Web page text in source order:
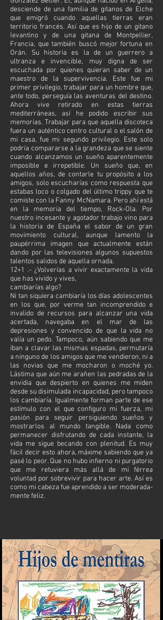
desciende de una familia de gitanos de Elche
que emigró cuando aquellas tierras eran
territorio francés. Así que es hijo de un gitano
levantino y de una gitana de Montpellier,
Francia, que también buscó mejor fortuna en
Orán. Su historia es la de un guerrero a
ultranza e invencible, muy digna de ser
escuchada por quienes quieran saber de un
maestro de la supervivencia. Este fue mi
primer privilegio, trabajar para un hombre que,
ante todo, perseguía las aventuras del destino.
Ahora vive retirado en estas tierras
mediterráneas, así he podido escribir sus
memorias. Trabajar para que aquella discoteca
fuera un auténtico centro cultural o el salón de
mi casa, fue mi segundo privilegio. Este solo
podría compararse a la grandeza que se siente
cuando alcanzamos un sueño aparentemente
imposible e irrepetible. Un sueño que, en
aquellos años, de contarle tu propósito a los
amigos, solo escucharías como respuesta que
estabas loco o colgado del último trippy que te
comiste con la Fanny McNamara. Pero ahí está
en la memoria del tiempo, Rock-Ola. Por
nuestro incesante y agotador trabajo vino para
la historia de España el sabor de un gran
movimiento cultural, aunque lamento la
paupérrima imagen que actualmente están
dando por las televisiones algunos supuestos
talentos salidos de aquella ornada.
12+1 .- ¿Volverías a vivir exactamente la vida
que has vivido y vives,
cambiarías algo?
Ni tan siquiera cambiaría los días adolescentes
en los que, por verme tan incomprendido e
invalido de recursos para alcanzar una vida
acertada, navegaba en el mar de las
depresiones y convencido de que la vida no
valía un pedo. Tampoco, aún sabiendo que me
iban a clavar las mismas espadas, permutaría
a ninguno de los amigos que me vendieron, ni a
las novias que me mocharon o moché yo.
Lástima que aún me arañen las pedradas de la
envidia que despierto en quienes me miden
desde su disimulada incapacidad, pero tampoco
los cambiaría. Igualmente forman parte de ese
estímulo con el que configuro mi fuerza, mi
pasión para seguir persiguiendo sueños y
mostrarlos al mundo tangible. Nada como
permanecer disfrutando de cada instante, la
vida me sigue becando con plenitud. Es muy
fácil decir esto ahora, máxime sabiendo que ya
pasé lo peor. Que no hubo infierno ni purgatorio
que me retuviera más allá de mi férrea
voluntad por sobrevivir para hacer arte. Así es
como mi cabeza fue aprendido a ser moderada-
mente feliz.